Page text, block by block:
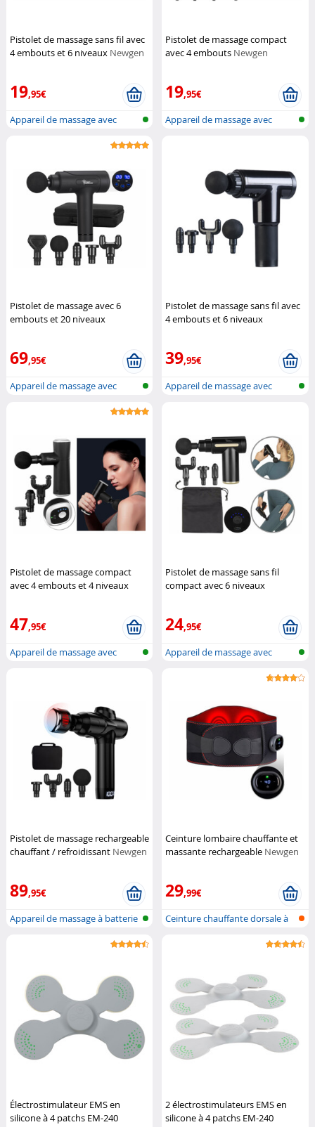
Pistolet de massage sans fil avec
4 embouts et 6 niveaux Newgen
19,95€
Appareil de massage avec
Pistolet de massage compact
avec 4 embouts Newgen
19,95€
Appareil de massage avec
Pistolet de massage avec 6
embouts et 20 niveaux
69,95€
Appareil de massage avec
Pistolet de massage sans fil avec
4 embouts et 6 niveaux
39,95€
Appareil de massage avec
Pistolet de massage compact
avec 4 embouts et 4 niveaux
47,95€
Appareil de massage avec
Pistolet de massage sans fil
compact avec 6 niveaux
24,95€
Appareil de massage avec
Pistolet de massage rechargeable
chauffant / refroidissant Newgen
89,95€
Appareil de massage à batterie
Ceinture lombaire chauffante et
massante rechargeable Newgen
29,99€
Ceinture chauffante dorsale à
Électrostimulateur EMS en
silicone à 4 patchs EM-240
2 électrostimulateurs EMS en
silicone à 4 patchs EM-240